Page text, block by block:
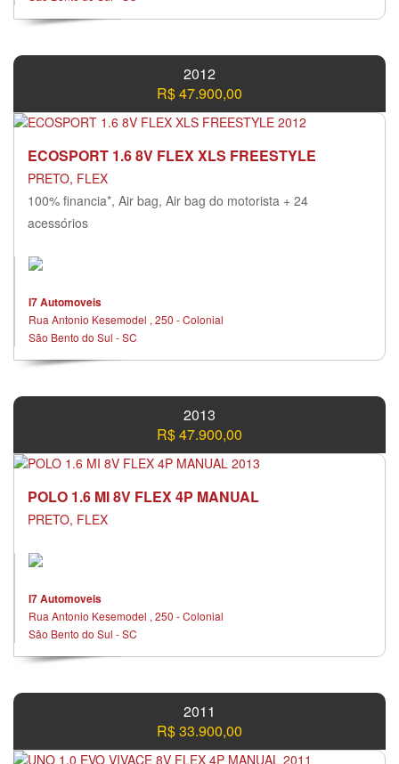
2012
R$ 47.900,00
ECOSPORT 1.6 8V FLEX XLS FREESTYLE
PRETO, FLEX
100% financia*, Air bag, Air bag do motorista + 24
acessórios
I7 Automoveis
Rua Antonio Kesemodel , 250 - Colonial
São Bento do Sul - SC
2013
R$ 47.900,00
POLO 1.6 MI 8V FLEX 4P MANUAL
PRETO, FLEX
I7 Automoveis
Rua Antonio Kesemodel , 250 - Colonial
São Bento do Sul - SC
2011
R$ 33.900,00